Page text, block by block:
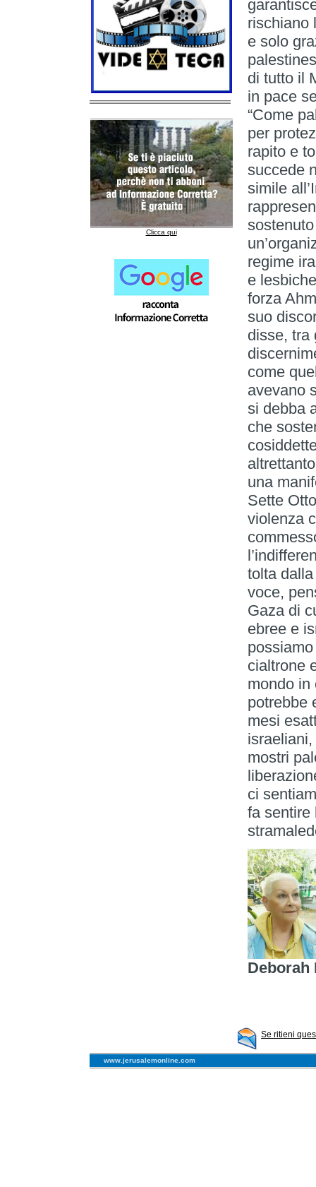
Clicca qui
rischiano
e solo
di tutto il
in pace
“Come
per
rapito e
succede
simile
regime
e
forza
suo
disse, tra
come
avevano
si debba
che
una
Sette
violenza
tolta
voce,
Gaza di
ebree e
cialtrone
mondo in
potrebbe
mesi
mostri
ci
fa sentire
Deborah
Se ritieni
www.jerusalemonline.com